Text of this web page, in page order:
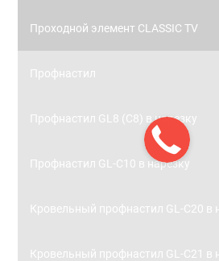
Проходной элемент CLASSIC TV
Профнастил
Профнастил GL8 (С8) в нарезку
Профнастил GL-С10 в нарезку
Кровельный профнастил GL-С20 в
Кровельный профнастил GL-С21 в